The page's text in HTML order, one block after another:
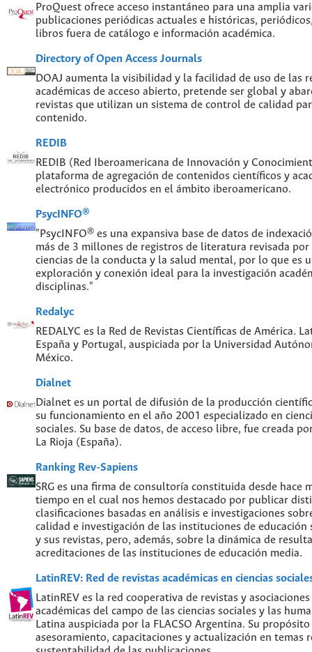
ProQuest ofrece acceso instantáneo para una amplia
publicaciones periódicas actuales e históricas,
libros fuera de catálogo e información académica.
Directory of Open Access Journals
DOAJ aumenta la visibilidad y la facilidad de uso de las
académicas de acceso abierto, pretende ser global y
revistas que utilizan un sistema de control de calidad
contenido.
REDIB
REDIB (Red Iberoamericana de Innovación y
plataforma de agregación de contenidos científicos y
electrónico producidos en el ámbito iberoamericano.
PsycINFO®
"PsycINFO® es una expansiva base de datos de
más de 3 millones de registros de literatura revisada por
ciencias de la conducta y la salud mental, por lo que es
exploración y conexión ideal para la investigación
disciplinas."
Redalyc
REDALYC es la Red de Revistas Científicas de América.
España y Portugal, auspiciada por la Universidad
México.
Dialnet
Dialnet es un portal de difusión de la producción
su funcionamiento en el año 2001 especializado en
sociales. Su base de datos, de acceso libre, fue creada
La Rioja (España).
Ranking Rev-Sapiens
SRG es una firma de consultoría constituida desde hace
tiempo en el cual nos hemos destacado por publicar
clasificaciones basadas en análisis e investigaciones
calidad e investigación de las instituciones de educación
y sus revistas, pero, además, sobre la dinámica de
acreditaciones de las instituciones de educación media.
LatinREV: Red de revistas académicas en ciencias
LatinREV es la red cooperativa de revistas y
académicas del campo de las ciencias sociales y las
Latina auspiciada por la FLACSO Argentina. Su
asesoramiento, capacitaciones y actualización en temas